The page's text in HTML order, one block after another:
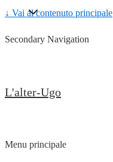
↓ Vai al contenuto principale
Secondary Navigation
L'alter-Ugo
Menu principale